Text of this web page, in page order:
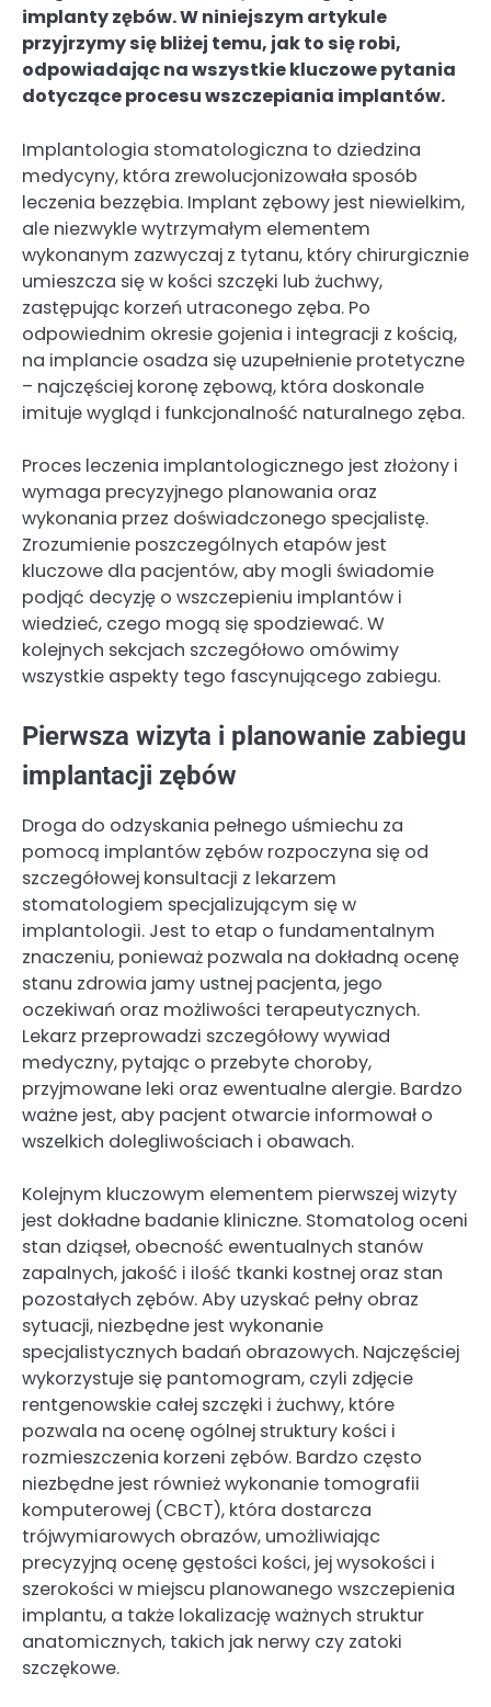
implanty zębów. W niniejszym artykule
przyjrzymy się bliżej temu, jak to się robi,
odpowiadając na wszystkie kluczowe pytania
dotyczące procesu wszczepiania implantów.
Implantologia stomatologiczna to dziedzina
medycyny, która zrewolucjonizowała sposób
leczenia bezzębia. Implant zębowy jest niewielkim,
ale niezwykle wytrzymałym elementem
wykonanym zazwyczaj z tytanu, który chirurgicznie
umieszcza się w kości szczęki lub żuchwy,
zastępując korzeń utraconego zęba. Po
odpowiednim okresie gojenia i integracji z kością,
na implancie osadza się uzupełnienie protetyczne
– najczęściej koronę zębową, która doskonale
imituje wygląd i funkcjonalność naturalnego zęba.
Proces leczenia implantologicznego jest złożony i
wymaga precyzyjnego planowania oraz
wykonania przez doświadczonego specjalistę.
Zrozumienie poszczególnych etapów jest
kluczowe dla pacjentów, aby mogli świadomie
podjąć decyzję o wszczepieniu implantów i
wiedzieć, czego mogą się spodziewać. W
kolejnych sekcjach szczegółowo omówimy
wszystkie aspekty tego fascynującego zabiegu.
Pierwsza wizyta i planowanie zabiegu
implantacji zębów
Droga do odzyskania pełnego uśmiechu za
pomocą implantów zębów rozpoczyna się od
szczegółowej konsultacji z lekarzem
stomatologiem specjalizującym się w
implantologii. Jest to etap o fundamentalnym
znaczeniu, ponieważ pozwala na dokładną ocenę
stanu zdrowia jamy ustnej pacjenta, jego
oczekiwań oraz możliwości terapeutycznych.
Lekarz przeprowadzi szczegółowy wywiad
medyczny, pytając o przebyte choroby,
przyjmowane leki oraz ewentualne alergie. Bardzo
ważne jest, aby pacjent otwarcie informował o
wszelkich dolegliwościach i obawach.
Kolejnym kluczowym elementem pierwszej wizyty
jest dokładne badanie kliniczne. Stomatolog oceni
stan dziąseł, obecność ewentualnych stanów
zapalnych, jakość i ilość tkanki kostnej oraz stan
pozostałych zębów. Aby uzyskać pełny obraz
sytuacji, niezbędne jest wykonanie
specjalistycznych badań obrazowych. Najczęściej
wykorzystuje się pantomogram, czyli zdjęcie
rentgenowskie całej szczęki i żuchwy, które
pozwala na ocenę ogólnej struktury kości i
rozmieszczenia korzeni zębów. Bardzo często
niezbędne jest również wykonanie tomografii
komputerowej (CBCT), która dostarcza
trójwymiarowych obrazów, umożliwiając
precyzyjną ocenę gęstości kości, jej wysokości i
szerokości w miejscu planowanego wszczepienia
implantu, a także lokalizację ważnych struktur
anatomicznych, takich jak nerwy czy zatoki
szczękowe.